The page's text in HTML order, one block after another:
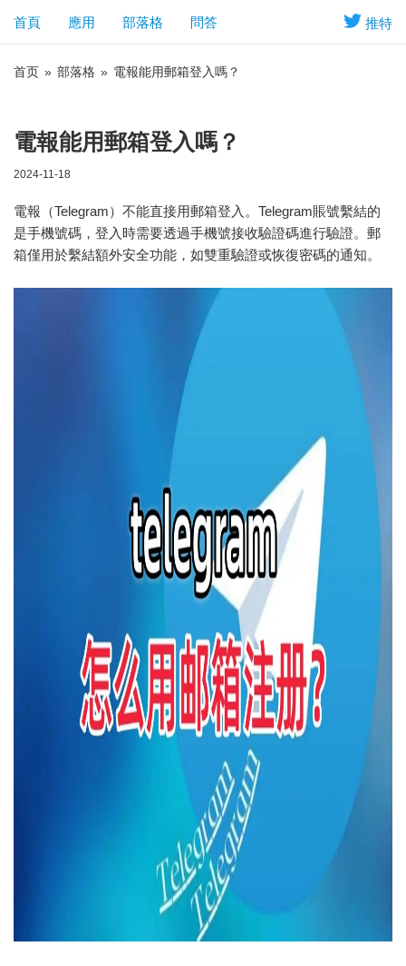
推特
首頁 應用 部落格 問答
首页 » 部落格 » 電報能用郵箱登入嗎？
電報能用郵箱登入嗎？
2024-11-18
電報（Telegram）不能直接用郵箱登入。Telegram賬號繫結的
是手機號碼，登入時需要透過手機號接收驗證碼進行驗證。郵
箱僅用於繫結額外安全功能，如雙重驗證或恢復密碼的通知。